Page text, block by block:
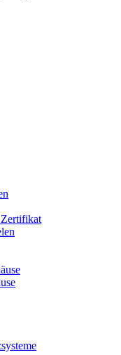
Zertifikat